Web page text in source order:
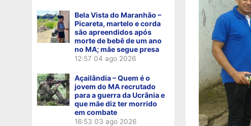
Bela Vista do Maranhão –
Picareta, martelo e corda
são apreendidos após
morte de bebê de um ano
no MA; mãe segue presa
12:57 04 ago 2026
Açailândia – Quem é o
jovem do MA recrutado
para a guerra da Ucrânia e
que mãe diz ter morrido
em combate
16:53 03 ago 2026